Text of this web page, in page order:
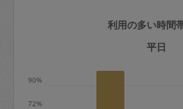
定期契約をキャンセル
期は月2回まで隔週定期
利用の多い時間
平日
72%
90%